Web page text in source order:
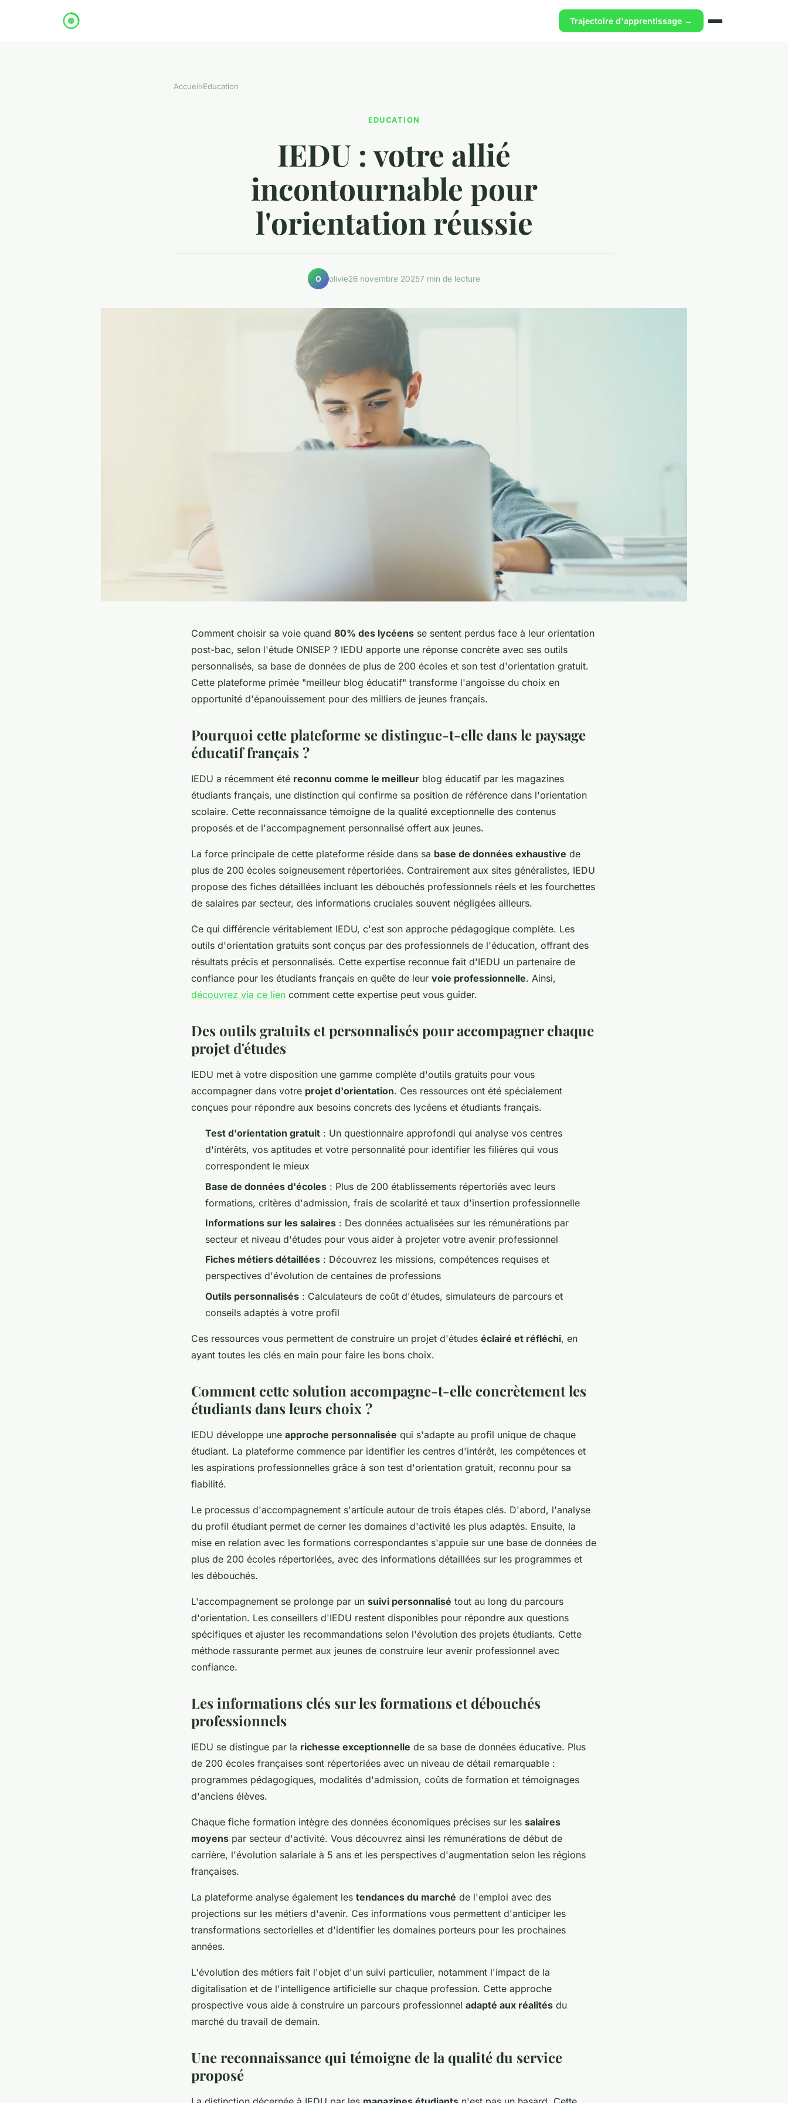
Trajectoire d'apprentissage →
Accueil›Education
EDUCATION
IEDU : votre allié
incontournable pour
l'orientation réussie
O olivie26 novembre 20257 min de lecture
Comment choisir sa voie quand 80% des lycéens se sentent perdus face à leur orientation
post-bac, selon l'étude ONISEP ? IEDU apporte une réponse concrète avec ses outils
personnalisés, sa base de données de plus de 200 écoles et son test d'orientation gratuit.
Cette plateforme primée "meilleur blog éducatif" transforme l'angoisse du choix en
opportunité d'épanouissement pour des milliers de jeunes français.
Pourquoi cette plateforme se distingue-t-elle dans le paysage
éducatif français ?
IEDU a récemment été reconnu comme le meilleur blog éducatif par les magazines
étudiants français, une distinction qui confirme sa position de référence dans l'orientation
scolaire. Cette reconnaissance témoigne de la qualité exceptionnelle des contenus
proposés et de l'accompagnement personnalisé offert aux jeunes.
La force principale de cette plateforme réside dans sa base de données exhaustive de
plus de 200 écoles soigneusement répertoriées. Contrairement aux sites généralistes, IEDU
propose des fiches détaillées incluant les débouchés professionnels réels et les fourchettes
de salaires par secteur, des informations cruciales souvent négligées ailleurs.
Ce qui différencie véritablement IEDU, c'est son approche pédagogique complète. Les
outils d'orientation gratuits sont conçus par des professionnels de l'éducation, offrant des
résultats précis et personnalisés. Cette expertise reconnue fait d'IEDU un partenaire de
confiance pour les étudiants français en quête de leur voie professionnelle. Ainsi,
découvrez via ce lien comment cette expertise peut vous guider.
Des outils gratuits et personnalisés pour accompagner chaque
projet d'études
IEDU met à votre disposition une gamme complète d'outils gratuits pour vous
accompagner dans votre projet d'orientation. Ces ressources ont été spécialement
conçues pour répondre aux besoins concrets des lycéens et étudiants français.
Test d'orientation gratuit : Un questionnaire approfondi qui analyse vos centres
d'intérêts, vos aptitudes et votre personnalité pour identifier les filières qui vous
correspondent le mieux
Base de données d'écoles : Plus de 200 établissements répertoriés avec leurs
formations, critères d'admission, frais de scolarité et taux d'insertion professionnelle
Informations sur les salaires : Des données actualisées sur les rémunérations par
secteur et niveau d'études pour vous aider à projeter votre avenir professionnel
Fiches métiers détaillées : Découvrez les missions, compétences requises et
perspectives d'évolution de centaines de professions
Outils personnalisés : Calculateurs de coût d'études, simulateurs de parcours et
conseils adaptés à votre profil
Ces ressources vous permettent de construire un projet d'études éclairé et réfléchi, en
ayant toutes les clés en main pour faire les bons choix.
Comment cette solution accompagne-t-elle concrètement les
étudiants dans leurs choix ?
IEDU développe une approche personnalisée qui s'adapte au profil unique de chaque
étudiant. La plateforme commence par identifier les centres d'intérêt, les compétences et
les aspirations professionnelles grâce à son test d'orientation gratuit, reconnu pour sa
fiabilité.
Le processus d'accompagnement s'articule autour de trois étapes clés. D'abord, l'analyse
du profil étudiant permet de cerner les domaines d'activité les plus adaptés. Ensuite, la
mise en relation avec les formations correspondantes s'appuie sur une base de données de
plus de 200 écoles répertoriées, avec des informations détaillées sur les programmes et
les débouchés.
L'accompagnement se prolonge par un suivi personnalisé tout au long du parcours
d'orientation. Les conseillers d'IEDU restent disponibles pour répondre aux questions
spécifiques et ajuster les recommandations selon l'évolution des projets étudiants. Cette
méthode rassurante permet aux jeunes de construire leur avenir professionnel avec
confiance.
Les informations clés sur les formations et débouchés
professionnels
IEDU se distingue par la richesse exceptionnelle de sa base de données éducative. Plus
de 200 écoles françaises sont répertoriées avec un niveau de détail remarquable :
programmes pédagogiques, modalités d'admission, coûts de formation et témoignages
d'anciens élèves.
Chaque fiche formation intègre des données économiques précises sur les salaires
moyens par secteur d'activité. Vous découvrez ainsi les rémunérations de début de
carrière, l'évolution salariale à 5 ans et les perspectives d'augmentation selon les régions
françaises.
La plateforme analyse également les tendances du marché de l'emploi avec des
projections sur les métiers d'avenir. Ces informations vous permettent d'anticiper les
transformations sectorielles et d'identifier les domaines porteurs pour les prochaines
années.
L'évolution des métiers fait l'objet d'un suivi particulier, notamment l'impact de la
digitalisation et de l'intelligence artificielle sur chaque profession. Cette approche
prospective vous aide à construire un parcours professionnel adapté aux réalités du
marché du travail de demain.
Une reconnaissance qui témoigne de la qualité du service
proposé